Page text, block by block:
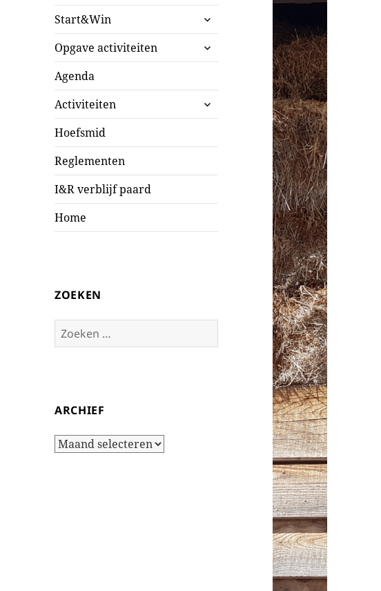
Start&Win
submenu
uitvouwen
Opgave activiteiten
submenu
uitvouwen
Agenda
Activiteiten
submenu
uitvouwen
Hoefsmid
Reglementen
I&R verblijf paard
Home
ZOEKEN
Zoeken
naar:
ARCHIEF
Archief